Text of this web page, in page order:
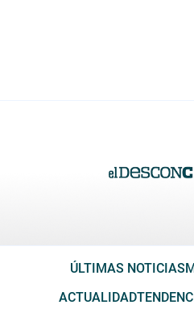
ÚLTIMAS NOTICIAS
ACTUALIDAD